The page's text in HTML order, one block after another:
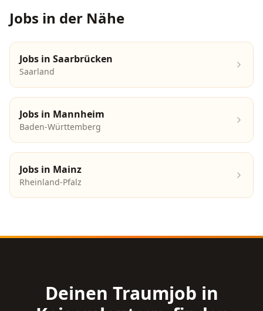
Jobs in der Nähe
Jobs in Saarbrücken
Saarland
Jobs in Mannheim
Baden-Württemberg
Jobs in Mainz
Rheinland-Pfalz
Deinen Traumjob in